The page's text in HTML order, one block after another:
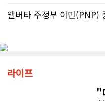
앨버타 주정부 이민(PNP)
라이프
"